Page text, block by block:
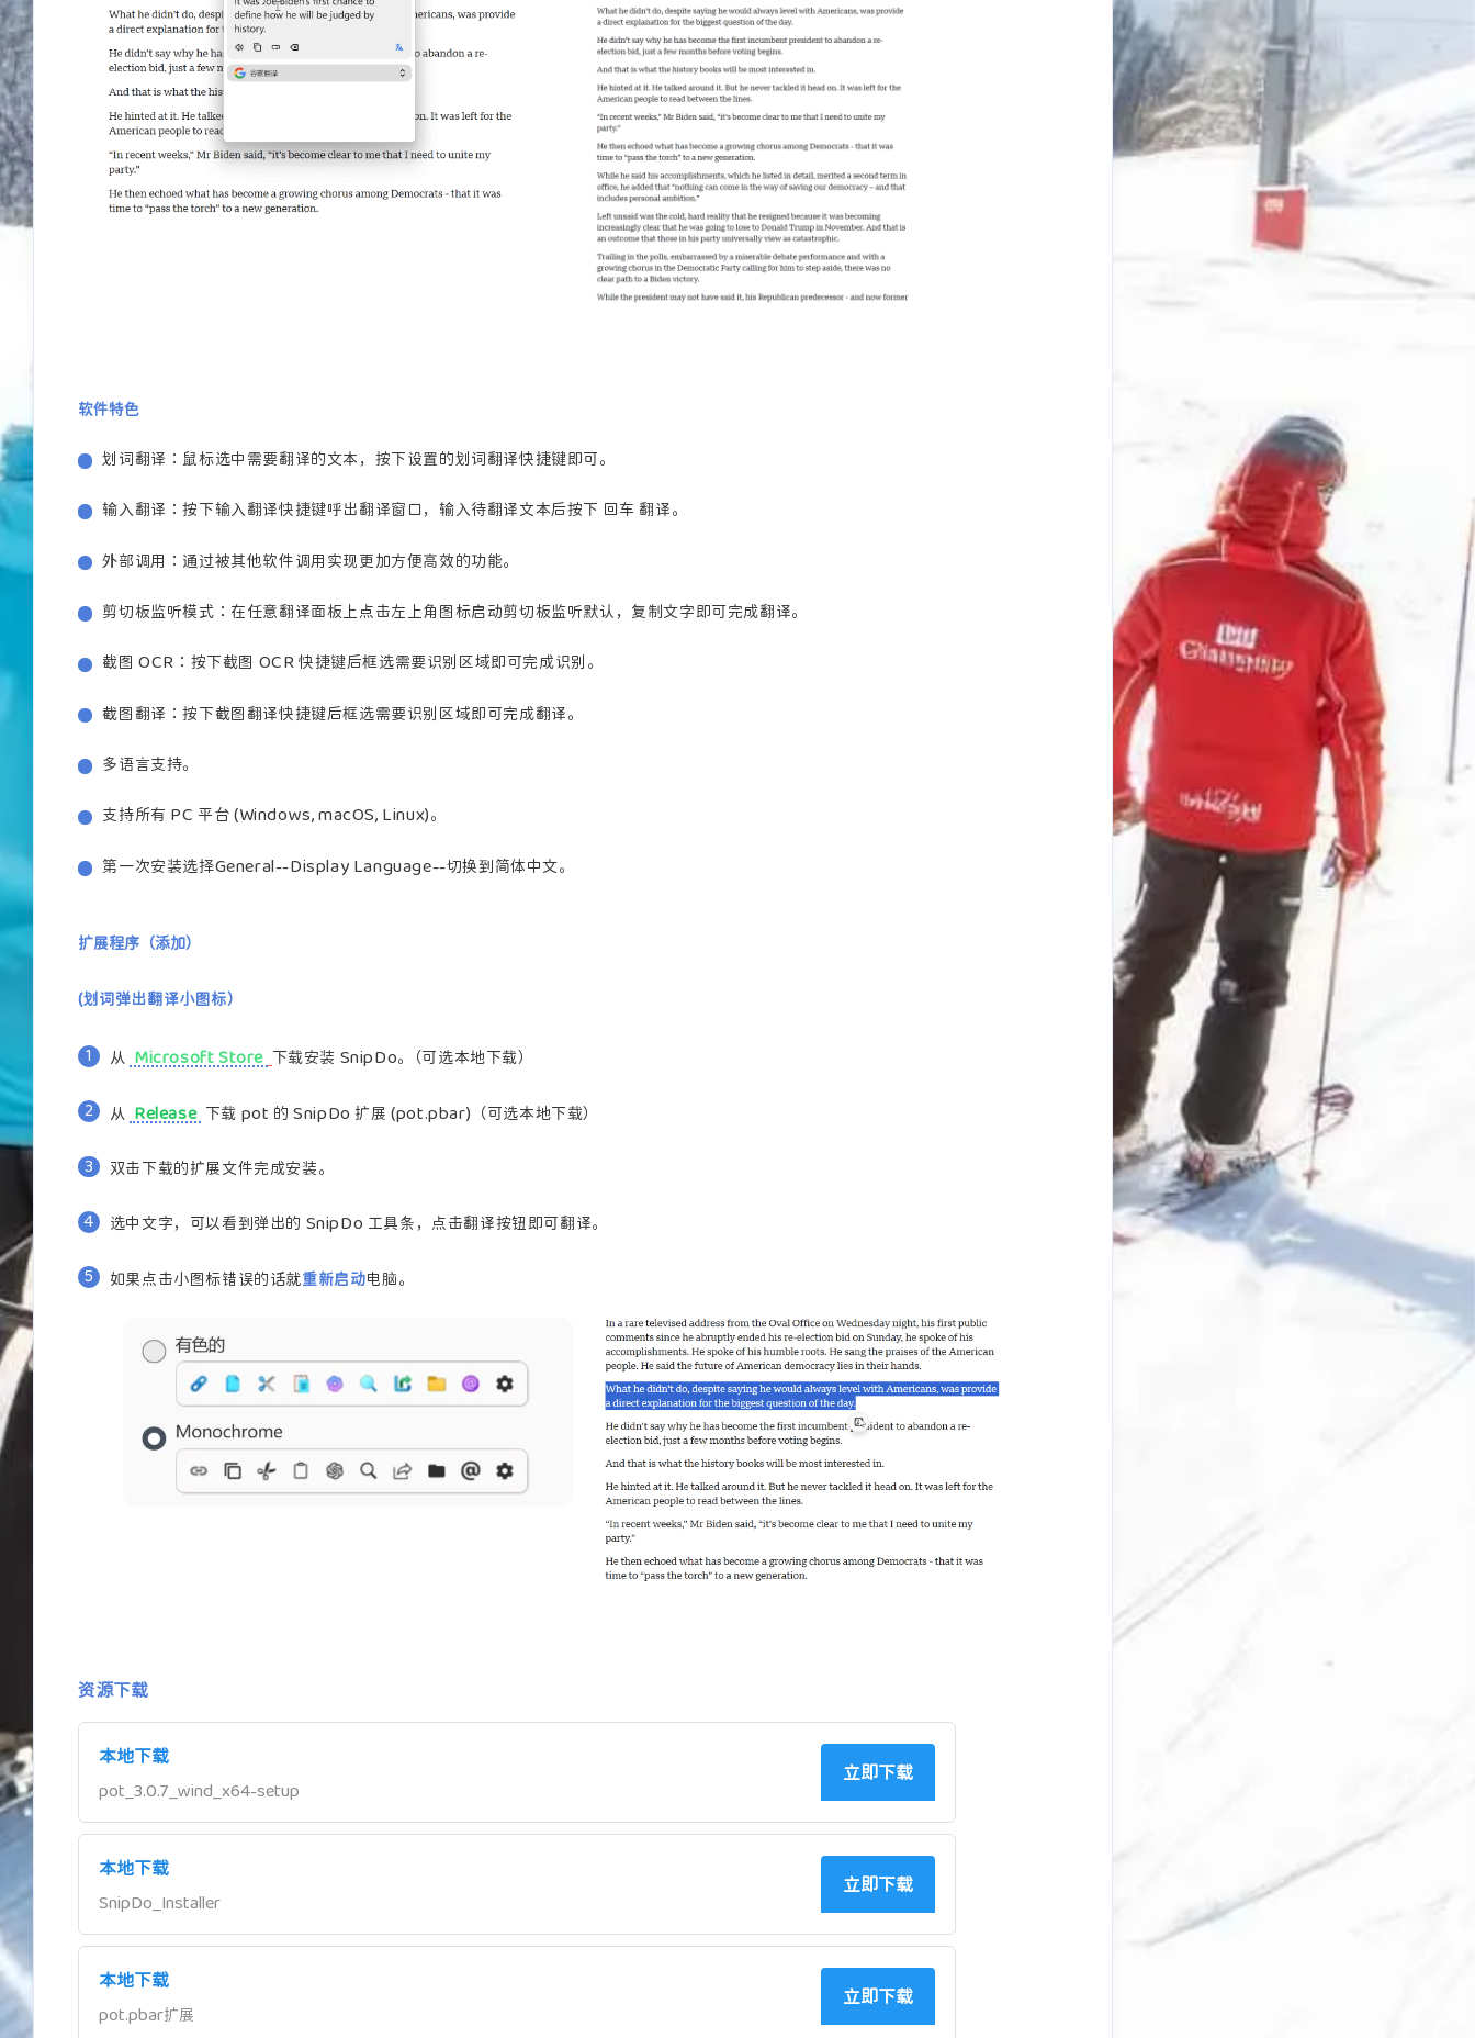
最近评论
陌生人
hh
Ta丶城失她
沙发
高山我梦
喜欢
2026
是故人
厉害
2026
标签
寻找感兴趣的领域
Halo1 Google1 卸载工具1 Github2 翻译 1
监测2 IP地址1
音乐 技术 windows软件
九月 2025
五月 2024
2篇
软件特色
划词翻译：鼠标选中需要翻译的文本，按下设置的划词翻译快捷键即可。
输入翻译：按下输入翻译快捷键呼出翻译窗口，输入待翻译文本后按下 回车 翻译。
外部调用：通过被其他软件调用实现更加方便高效的功能。
剪切板监听模式：在任意翻译面板上点击左上角图标启动剪切板监听默认，复制文字即可完成翻译。
截图 OCR：按下截图 OCR 快捷键后框选需要识别区域即可完成识别。
截图翻译：按下截图翻译快捷键后框选需要识别区域即可完成翻译。
多语言支持。
支持所有 PC 平台 (Windows, macOS, Linux)。
第一次安装选择General--Display Language--切换到简体中文。
扩展程序（添加）
(划词弹出翻译小图标）
从 Microsoft Store 下载安装 SnipDo。（可选本地下载）
从 Release 下载 pot 的 SnipDo 扩展 (pot.pbar)（可选本地下载）
双击下载的扩展文件完成安装。
选中文字，可以看到弹出的 SnipDo 工具条，点击翻译按钮即可翻译。
如果点击小图标错误的话就重新启动电脑。
资源下载
本地下载
pot_3.0.7_wind_x64-setup
立即下载
本地下载
SnipDo_Installer
立即下载
本地下载
pot.pbar扩展
立即下载